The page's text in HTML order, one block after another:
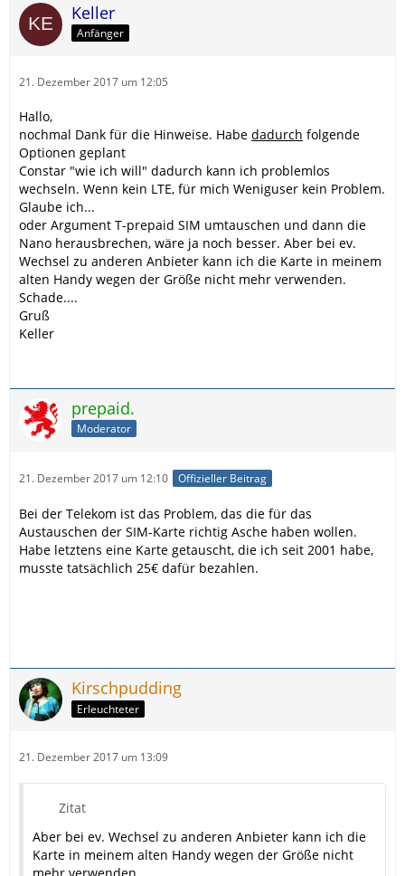
Keller
Anfänger
21. Dezember 2017 um 12:05
Hallo,
nochmal Dank für die Hinweise. Habe dadurch folgende
Optionen geplant
Constar "wie ich will" dadurch kann ich problemlos
wechseln. Wenn kein LTE, für mich Weniguser kein Problem.
Glaube ich...
oder Argument T-prepaid SIM umtauschen und dann die
Nano herausbrechen, wäre ja noch besser. Aber bei ev.
Wechsel zu anderen Anbieter kann ich die Karte in meinem
alten Handy wegen der Größe nicht mehr verwenden.
Schade....
Gruß
Keller
prepaid.
Moderator
21. Dezember 2017 um 12:10 Offizieller Beitrag
Bei der Telekom ist das Problem, das die für das
Austauschen der SIM-Karte richtig Asche haben wollen.
Habe letztens eine Karte getauscht, die ich seit 2001 habe,
musste tatsächlich 25€ dafür bezahlen.
Kirschpudding
Erleuchteter
21. Dezember 2017 um 13:09
Zitat
Aber bei ev. Wechsel zu anderen Anbieter kann ich die
Karte in meinem alten Handy wegen der Größe nicht